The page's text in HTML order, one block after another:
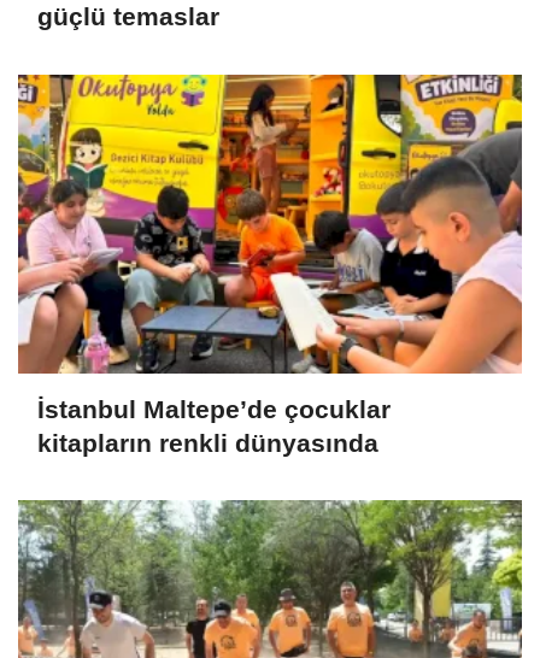
güçlü temaslar
İstanbul Maltepe’de çocuklar
kitapların renkli dünyasında